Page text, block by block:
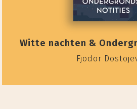
Witte nachten &
Fjodor